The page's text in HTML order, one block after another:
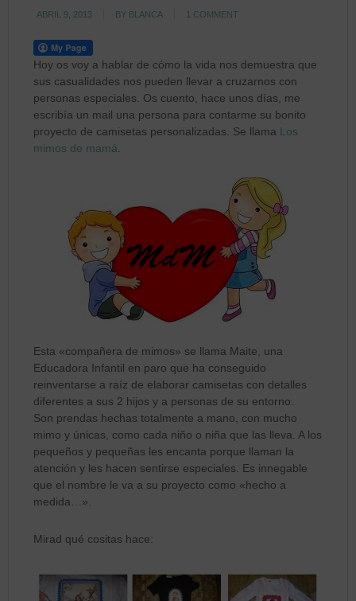
ABRIL 9, 2013 BY BLANCA 1 COMMENT
Hoy os voy a hablar de cómo la vida nos demuestra que
sus casualidades nos pueden llevar a cruzarnos con
personas especiales. Os cuento, hace unos días, me
escribía un mail una persona para contarme su bonito
proyecto de camisetas personalizadas. Se llama Los
mimos de mamá
Esta «compañera de mimos» se llama Maite, una
Educadora Infantil en paro que ha conseguido
reinventarse a raíz de elaborar camisetas con detalles
diferentes a sus 2 hijos y a personas de su entorno.
Son prendas hechas totalmente a mano, con mucho
mimo y únicas, como cada niño o niña que las lleva. A los
pequeños y pequeñas les encanta porque llaman la
atención y les hacen sentirse especiales. Es innegable
que el nombre le va a su proyecto como «hecho a
medida…».
Mirad qué cositas hace: